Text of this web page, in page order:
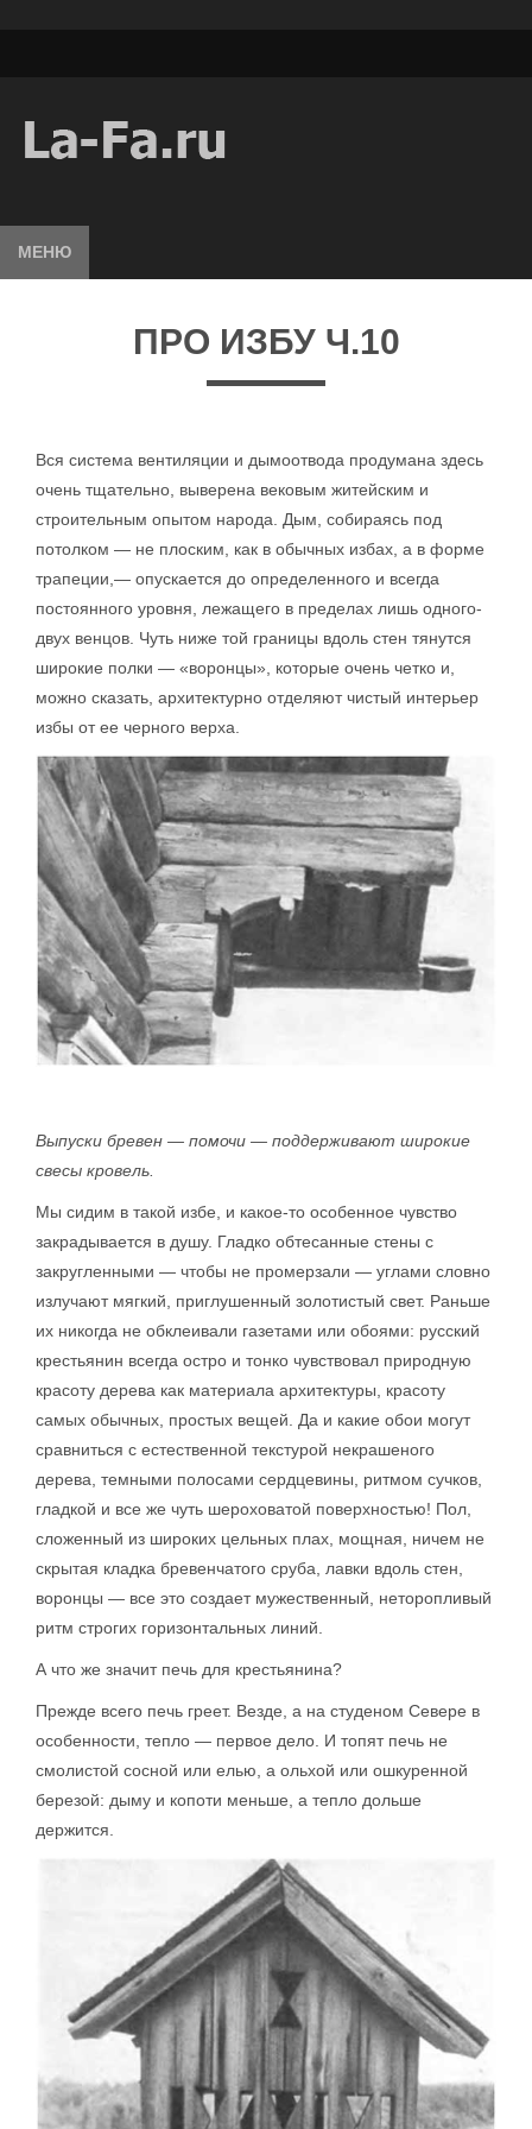
МЕНЮ
ПРО ИЗБУ Ч.10
Вся система вентиляции и дымоотвода продумана здесь
очень тщательно, выверена вековым житейским и
строительным опытом народа. Дым, собираясь под
потолком — не плоским, как в обычных избах, а в форме
трапеции,— опускается до определенного и всегда
постоянного уровня, лежащего в пределах лишь одного-
двух венцов. Чуть ниже той границы вдоль стен тянутся
широкие полки — «воронцы», которые очень четко и,
можно сказать, архитектурно отделяют чистый интерьер
избы от ее черного верха.
Выпуски бревен — помочи — поддерживают широкие
свесы кровель.
Мы сидим в такой избе, и какое-то особенное чувство
закрадывается в душу. Гладко обтесанные стены с
закругленными — чтобы не промерзали — углами словно
излучают мягкий, приглушенный золотистый свет. Раньше
их никогда не обклеивали газетами или обоями: русский
крестьянин всегда остро и тонко чувствовал природную
красоту дерева как материала архитектуры, красоту
самых обычных, простых вещей. Да и какие обои могут
сравниться с естественной текстурой некрашеного
дерева, темными полосами сердцевины, ритмом сучков,
гладкой и все же чуть шероховатой поверхностью! Пол,
сложенный из широких цельных плах, мощная, ничем не
скрытая кладка бревенчатого сруба, лавки вдоль стен,
воронцы — все это создает мужественный, неторопливый
ритм строгих горизонтальных линий.
А что же значит печь для крестьянина?
Прежде всего печь греет. Везде, а на студеном Севере в
особенности, тепло — первое дело. И топят печь не
смолистой сосной или елью, а ольхой или ошкуренной
березой: дыму и копоти меньше, а тепло дольше
держится.